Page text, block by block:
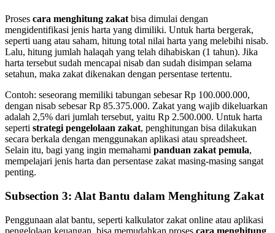
Proses cara menghitung zakat bisa dimulai dengan
mengidentifikasi jenis harta yang dimiliki. Untuk harta bergerak,
seperti uang atau saham, hitung total nilai harta yang melebihi nisab.
Lalu, hitung jumlah halaqah yang telah dihabiskan (1 tahun). Jika
harta tersebut sudah mencapai nisab dan sudah disimpan selama
setahun, maka zakat dikenakan dengan persentase tertentu.
Contoh: seseorang memiliki tabungan sebesar Rp 100.000.000,
dengan nisab sebesar Rp 85.375.000. Zakat yang wajib dikeluarkan
adalah 2,5% dari jumlah tersebut, yaitu Rp 2.500.000. Untuk harta
seperti strategi pengelolaan zakat, penghitungan bisa dilakukan
secara berkala dengan menggunakan aplikasi atau spreadsheet.
Selain itu, bagi yang ingin memahami panduan zakat pemula,
mempelajari jenis harta dan persentase zakat masing-masing sangat
penting.
Subsection 3: Alat Bantu dalam Menghitung Zakat
Penggunaan alat bantu, seperti kalkulator zakat online atau aplikasi
pengelolaan keuangan, bisa memudahkan proses cara menghitung